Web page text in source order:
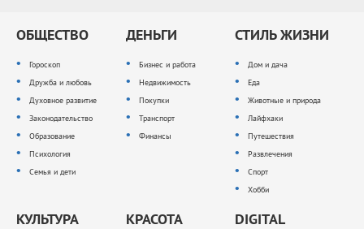
ОБЩЕСТВО
Гороскоп
Дружба и любовь
Духовное развитие
Законодательство
Образование
Психология
Семья и дети
ДЕНЬГИ
Бизнес и работа
Недвижимость
Покупки
Транспорт
Финансы
СТИЛЬ ЖИЗНИ
Дом и дача
Еда
Животные и природа
Лайфхаки
Путешествия
Развлечения
Спорт
Хобби
КУЛЬТУРА КРАСОТА DIGITAL